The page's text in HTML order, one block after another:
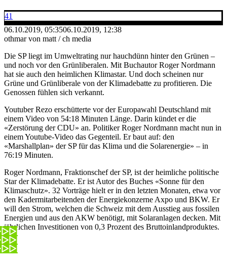
41
06.10.2019, 05:3506.10.2019, 12:38
othmar von matt / ch media
Die SP liegt im Umweltrating nur hauchdünn hinter den Grünen –
und noch vor den Grünliberalen. Mit Buchautor Roger Nordmann
hat sie auch den heimlichen Klimastar. Und doch scheinen nur
Grüne und Grünliberale von der Klimadebatte zu profitieren. Die
Genossen fühlen sich verkannt.
Youtuber Rezo erschütterte vor der Europawahl Deutschland mit
einem Video von 54:18 Minuten Länge. Darin kündet er die
«Zerstörung der CDU» an. Politiker Roger Nordmann macht nun in
einem Youtube-Video das Gegenteil. Er baut auf: den
«Marshallplan» der SP für das Klima und die Solarenergie» – in
76:19 Minuten.
Roger Nordmann, Fraktionschef der SP, ist der heimliche politische
Star der Klimadebatte. Er ist Autor des Buches «Sonne für den
Klimaschutz». 32 Vorträge hielt er in den letzten Monaten, etwa vor
den Kadermitarbeitenden der Energiekonzerne Axpo und BKW. Er
will den Strom, welchen die Schweiz mit dem Ausstieg aus fossilen
Energien und aus den AKW benötigt, mit Solaranlagen decken. Mit
jährlichen Investitionen von 0,3 Prozent des Bruttoinlandproduktes.